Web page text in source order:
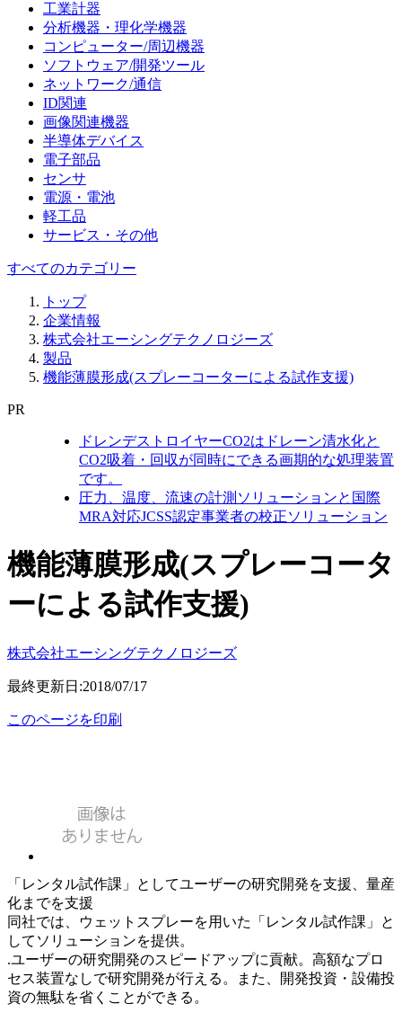
工業計器
分析機器・理化学機器
コンピューター/周辺機器
ソフトウェア/開発ツール
ネットワーク/通信
ID関連
画像関連機器
半導体デバイス
電子部品
センサ
電源・電池
軽工品
サービス・その他
すべてのカテゴリー
トップ
企業情報
株式会社エーシングテクノロジーズ
製品
機能薄膜形成(スプレーコーターによる試作支援)
PR
ドレンデストロイヤーCO2はドレーン清水化と
CO2吸着・回収が同時にできる画期的な処理装置
です。
圧力、温度、流速の計測ソリューションと国際
MRA対応JCSS認定事業者の校正ソリューション
機能薄膜形成(スプレーコータ
ーによる試作支援)
株式会社エーシングテクノロジーズ
最終更新日:2018/07/17
このページを印刷
「レンタル試作課」としてユーザーの研究開発を支援、量産
化までを支援
同社では、ウェットスプレーを用いた「レンタル試作課」と
してソリューションを提供。
.ユーザーの研究開発のスピードアップに貢献。高額なプロ
セス装置なしで研究開発が行える。また、開発投資・設備投
資の無駄を省くことができる。